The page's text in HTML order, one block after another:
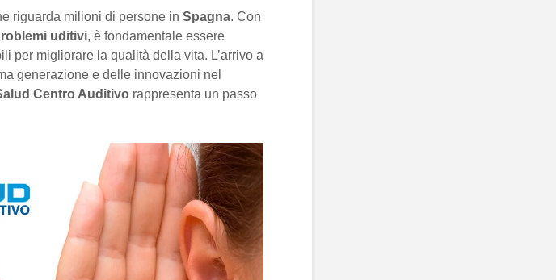
riguarda milioni di persone in Spagna. Con
uditivi, è fondamentale essere
per migliorare la qualità della vita. L’arrivo a
generazione e delle innovazioni nel
Centro Auditivo rappresenta un passo